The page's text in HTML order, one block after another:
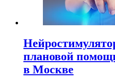
плановой
в Москве